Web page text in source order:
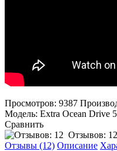
Просмотров: 9387
Модель: Extra Ocean Drive
Сравнить
Отзывов: 12
Отзывы (12) Описание